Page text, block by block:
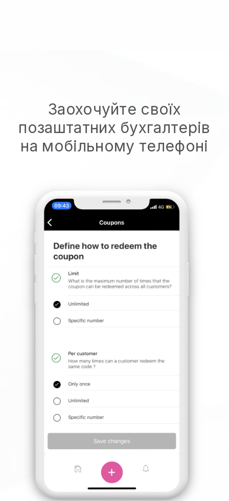
Заохочуйте своїх
позаштатних бухгалтерів
на мобільному телефоні